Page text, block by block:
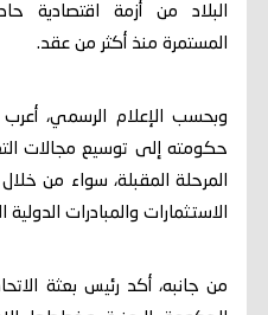
البلاد من أزمة اقتصادية
المستمرة منذ أكثر من عقد.
وبحسب الإعلام الرسمي،
حكومته إلى توسيع مجالات
المرحلة المقبلة، سواء من
الاستثمارات والمبادرات
من جانبه، أكد رئيس بعثة